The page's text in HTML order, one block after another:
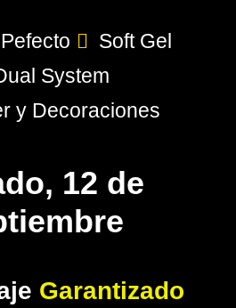
Soft Gel
System
y Decoraciones
12 de
Garantizado